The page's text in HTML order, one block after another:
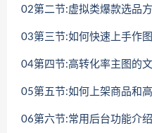
02第二节:虚拟类爆款选品
03第三节:如何快速上手作
04第四节:高转化率主图的
05第五节:如何上架商品和
06第六节:常用后台功能介